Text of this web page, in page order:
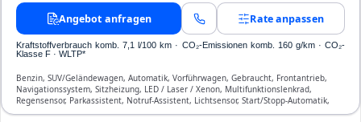
Angebot anfragen Rate anpassen
Kraftstoffverbrauch komb. 7,1 l/100 km · CO₂-Emissionen komb. 160 g/km · CO₂-
Klasse F · WLTP*
Benzin, SUV/Geländewagen, Automatik, Vorführwagen, Gebraucht, Frontantrieb,
Navigationssystem, Sitzheizung, LED / Laser / Xenon, Multifunktionslenkrad,
Regensensor, Parkassistent, Notruf-Assistent, Lichtsensor, Start/Stopp-Automatik,
Bluetooth, Freisprecheinrichtung, Verkehrszeichen-Erkennung, ESP, ABS,